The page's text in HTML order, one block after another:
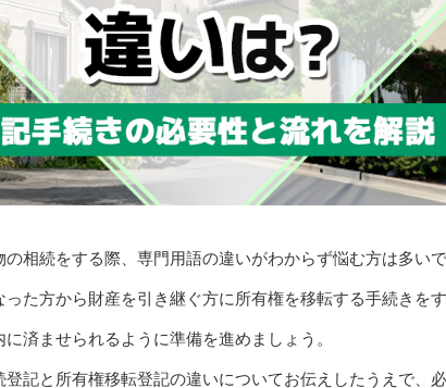
相続をする際、専門用語の違いがわからず悩む方は多いで
た方から財産を引き継ぐ方に所有権を移転する手続きを
済ませられるように準備を進めましょう。
登記と所有権移転登記の違いについてお伝えしたうえで、